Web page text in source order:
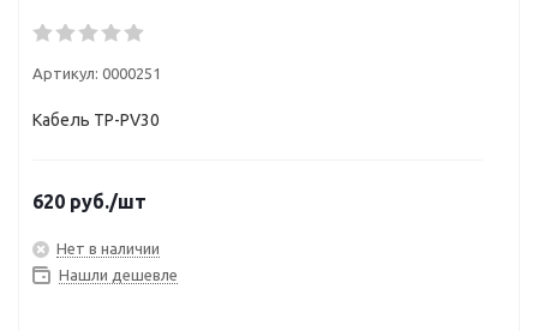
Артикул: 0000251
Кабель TP-PV30
620 руб./шт
Нет в наличии
Нашли дешевле